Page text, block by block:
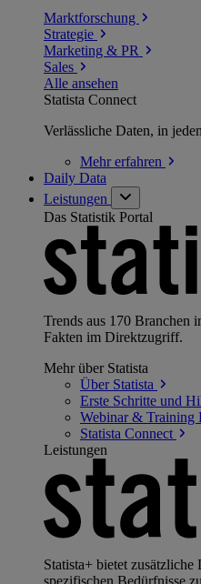
Marktforschung
Strategie
Marketing & PR
Sales
Alle ansehen
Statista Connect
Verlässliche Daten, in
Mehrerfahren
Daily Data
Leistungen
Das Statistik Portal
Trends aus 170 Branchen
Fakten im Direktzugriff.
Mehr über Statista
Über Statista
Erste Schritte und
Webinar & Training
Statista Connect
Leistungen
Statista+ bietet
spezifischen Bedürfnisse